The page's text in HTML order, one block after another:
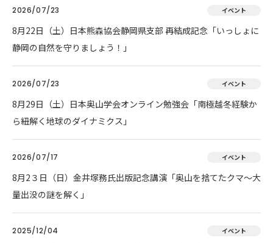
2026/07/23 イベント
8月22日（土）日本熊森協会静岡県支部 再結成記念「いっしょに
静岡の自然を守りましょう！」
2026/07/23 イベント
8月29日（土）日本奥山学会オンライン勉強会「南極越冬経験か
ら紐解く地球のダイナミクス」
2026/07/17 イベント
8月2３日（日）金井塚務氏出版記念講演「奥山を捨てたクマ～大
量出没の謎を解く」
2025/12/04 イベント